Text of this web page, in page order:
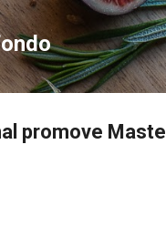
Pular
promove